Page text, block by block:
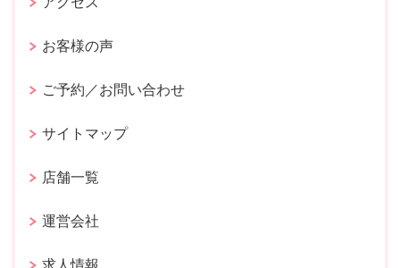
お客様の声
ご予約／お問い合わせ
サイトマップ
店舗一覧
運営会社